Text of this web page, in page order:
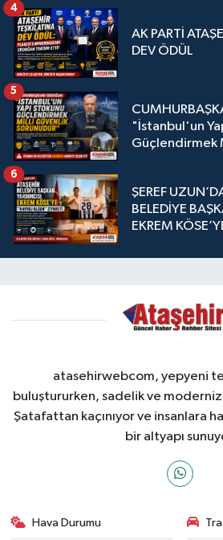
AK PARTİ
DEV ÖDÜL
4
"İstanbul'un
Güçlendirmek
5
ŞEREF
BELEDİYE
EKREM
6
atasehirwebcom, yepyeni
buluştururken, sadelik ve
Şatafattan kaçınıyor ve insanlara
bir altyapı
Hava Durumu